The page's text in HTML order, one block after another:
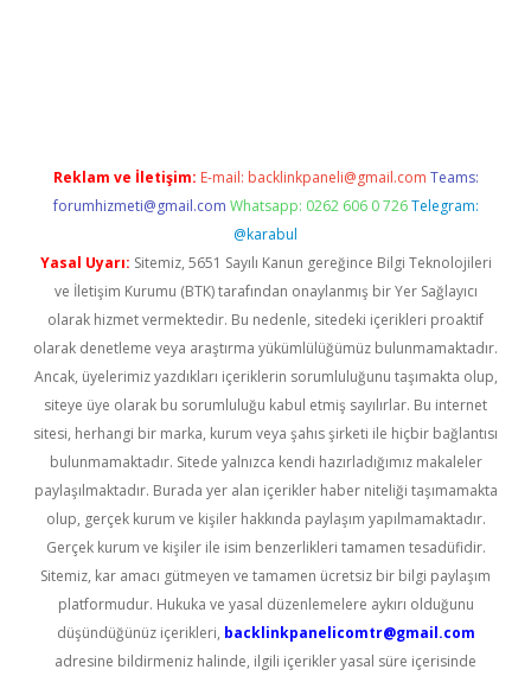
Reklam ve İletişim: E-mail: backlinkpaneli@gmail.com Teams:
forumhizmeti@gmail.com Whatsapp: 0262 606 0 726 Telegram:
@karabul
Yasal Uyarı: Sitemiz, 5651 Sayılı Kanun gereğince Bilgi Teknolojileri
ve İletişim Kurumu (BTK) tarafından onaylanmış bir Yer Sağlayıcı
olarak hizmet vermektedir. Bu nedenle, sitedeki içerikleri proaktif
olarak denetleme veya araştırma yükümlülüğümüz bulunmamaktadır.
Ancak, üyelerimiz yazdıkları içeriklerin sorumluluğunu taşımakta olup,
siteye üye olarak bu sorumluluğu kabul etmiş sayılırlar. Bu internet
sitesi, herhangi bir marka, kurum veya şahıs şirketi ile hiçbir bağlantısı
bulunmamaktadır. Sitede yalnızca kendi hazırladığımız makaleler
paylaşılmaktadır. Burada yer alan içerikler haber niteliği taşımamakta
olup, gerçek kurum ve kişiler hakkında paylaşım yapılmamaktadır.
Gerçek kurum ve kişiler ile isim benzerlikleri tamamen tesadüfidir.
Sitemiz, kar amacı gütmeyen ve tamamen ücretsiz bir bilgi paylaşım
platformudur. Hukuka ve yasal düzenlemelere aykırı olduğunu
düşündüğünüz içerikleri, backlinkpanelicomtr@gmail.com
adresine bildirmeniz halinde, ilgili içerikler yasal süre içerisinde